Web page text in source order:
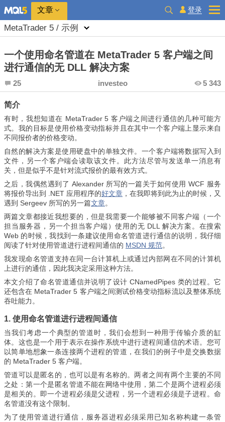
文章 登录
MetaTrader 5 / 示例
一个使用命名管道在 MetaTrader 5 客户端之间
进行通信的无 DLL 解决方案
25 investeo 5 343
简介
有时，我想知道在 MetaTrader 5 客户端之间进行通信的几种可能方
式。我的目标是使用价格变动指标并且在其中一个客户端上显示来自
不同报价者的价格变动。
自然的解决方案是使用硬盘中的单独文件。一个客户端将数据写入到
文件，另一个客户端会读取该文件。此方法尽管与发送单一消息有
关，但是似乎不是针对流式报价的最有效方式。
之后，我偶然遇到了 Alexander 所写的一篇关于如何使用 WCF 服务
将报价导出到 .NET 应用程序的好文章 ，在我即将到此为止的时候，又
遇到 Sergeev 所写的另一篇文章。
两篇文章都接近我想要的，但是我需要一个能够被不同客户端（一个
担当服务器，另一个担当客户端）使用的无 DLL 解决方案。在搜索
Web 的时候，我找到一条建议使用命名管道进行通信的说明，我仔细
阅读了针对使用管道进行进程间通信的 MSDN 规范。
我发现命名管道支持在同一台计算机上或通过内部网在不同的计算机
上进行的通信，因此我决定采用这种方法。
本文介绍了命名管道通信并说明了设计 CNamedPipes 类的过程。它
还包含在 MetaTrader 5 客户端之间测试价格变动指标流以及整体系统
吞吐能力。
1. 使用命名管道进行进程间通信
当我们考虑一个典型的管道时，我们会想到一种用于传输介质的缸
体。这也是一个用于表示在操作系统中进行进程间通信的术语。您可
以简单地想象一条连接两个进程的管道，在我们的例子中是交换数据
的 MetaTrader 5 客户端。
管道可以是匿名的，也可以是有名称的。两者之间有两个主要的不同
之处：第一个是匿名管道不能在网络中使用，第二个是两个进程必须
是相关的。即一个进程必须是父进程，另一个进程必须是子进程。命
名管道没有这个限制。
为了使用管道进行通信，服务器进程必须采用已知名称构建一条管